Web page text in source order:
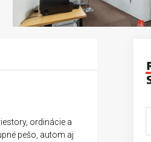
ordinácie a
pešo, autom aj